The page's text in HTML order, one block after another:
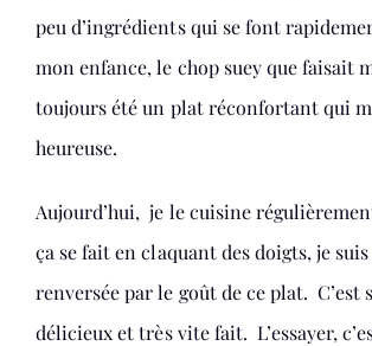
peu d’ingrédients qui se font
mon enfance, le chop suey que faisait
toujours été un plat réconfortant qui
heureuse.
Aujourd’hui, je le cuisine
ça se fait en claquant des doigts, je
renversée par le goût de ce plat. C’est
délicieux et très vite fait. L’essayer,